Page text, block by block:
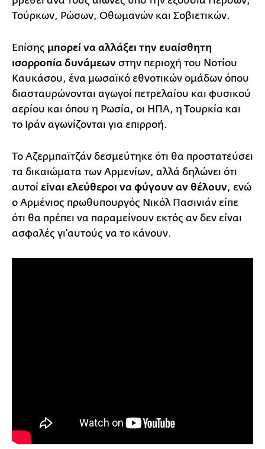
Τούρκων, Ρώσων, Οθωμανών και Σοβιετικών.
Επίσης μπορεί να αλλάξει την ευαίσθητη
ισορροπία δυνάμεων στην περιοχή του Νοτίου
Καυκάσου, ένα μωσαϊκό εθνοτικών ομάδων όπου
διασταυρώνονται αγωγοί πετρελαίου και φυσικού
αερίου και όπου η Ρωσία, οι ΗΠΑ, η Τουρκία και
το Ιράν αγωνίζονται για επιρροή.
Το Αζερμπαϊτζάν δεσμεύτηκε ότι θα προστατεύσει
τα δικαιώματα των Αρμενίων, αλλά δηλώνει ότι
αυτοί είναι ελεύθεροι να φύγουν αν θέλουν, ενώ
ο Αρμένιος πρωθυπουργός Νικόλ Πασινιάν είπε
ότι θα πρέπει να παραμείνουν εκτός αν δεν είναι
ασφαλές γι'αυτούς να το κάνουν.